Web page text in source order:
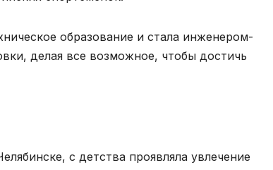
образование и стала инженером-
делая все возможное, чтобы достичь
с детства проявляла увлечение